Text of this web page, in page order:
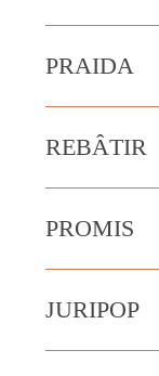
PRAIDA
REBÂTIR
PROMIS
JURIPOP